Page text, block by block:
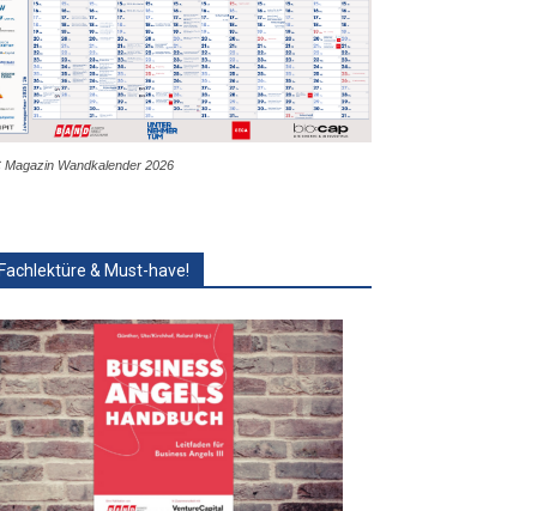
Magazin Wandkalender 2026
& Must-have!